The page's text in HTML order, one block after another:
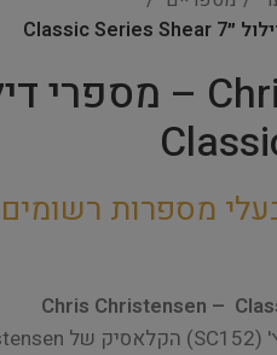
מספרות רשומים
Chris Christensen –